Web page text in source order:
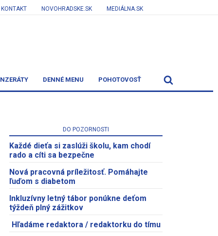
KONTAKT NOVOHRADSKE.SK MEDIÁLNA.SK
DENNÉ MENU POHOTOVOSŤ
DO POZORNOSTI
Každé dieťa si zaslúži školu, kam chodí
rado a cíti sa bezpečne
Nová pracovná príležitosť. Pomáhajte
ľuďom s diabetom
Inkluzívny letný tábor ponúkne deťom
týždeň plný zážitkov
Hľadáme redaktora / redaktorku do tímu